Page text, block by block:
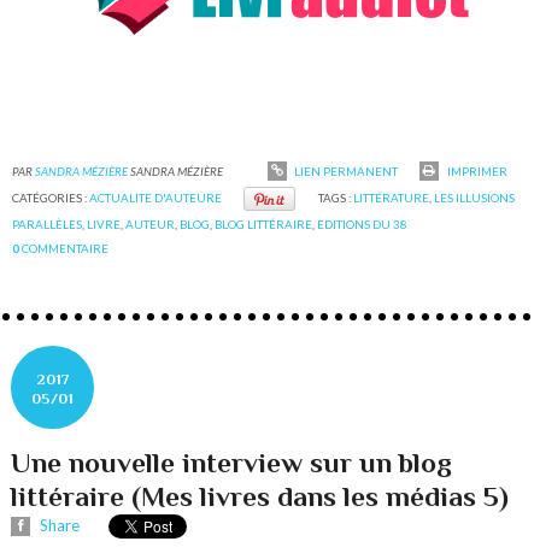
PARSANDRA MÉZIÈRESANDRA MÉZIÈRE LIEN PERMANENT
IMPRIMER
CATÉGORIES :ACTUALITE D'AUTEURE TAGS : LITTÉRATURE, LES ILLUSIONS
PARALLÈLES LIVRE ,AUTEUR BLOG BLOG LITTÉRAIRE EDITIONS DU 38
0COMMENTAIRE
2017
05/01
Une nouvelle interview sur un blog
littéraire (Mes livres dans les médias 5)
Share